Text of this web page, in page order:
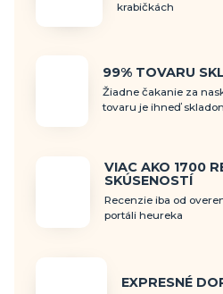
krabičkách
99% TOVARU
Žiadne čakanie za
tovaru je ihneď
VIAC AKO 1700
SKÚSENOSTÍ
Recenzie iba od
portáli heureka
EXPRESNÉ